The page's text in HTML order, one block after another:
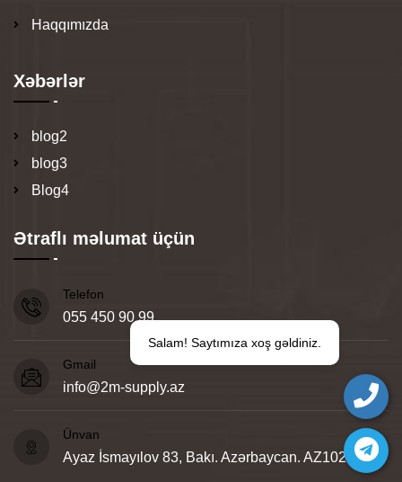
Haqqımızda
Xəbərlər
blog2
blog3
Blog4
Ətraflı məlumat üçün
Telefon
055 450 90 99
Gmail
info@2m-supply.az
Ünvan
Ayaz İsmayılov 83, Bakı. Azərbaycan. AZ1025
Salam! Saytımıza xoş gəldiniz.